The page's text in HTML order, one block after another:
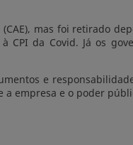
mas foi retirado
da Covid. Já os
e
empresa e o poder